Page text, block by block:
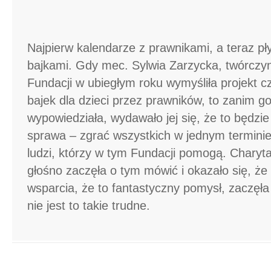
Najpierw kalendarze z prawnikami, a teraz
bajkami. Gdy mec. Sylwia Zarzycka,
Fundacji w ubiegłym roku wymyśliła projekt
bajek dla dzieci przez prawników, to zanim go
wypowiedziała, wydawało jej się, że to
sprawa – zgrać wszystkich w jednym
ludzi, którzy w tym Fundacji pomogą.
głośno zaczęła o tym mówić i okazało się,
wsparcia, że to fantastyczny pomysł,
nie jest to takie trudne.